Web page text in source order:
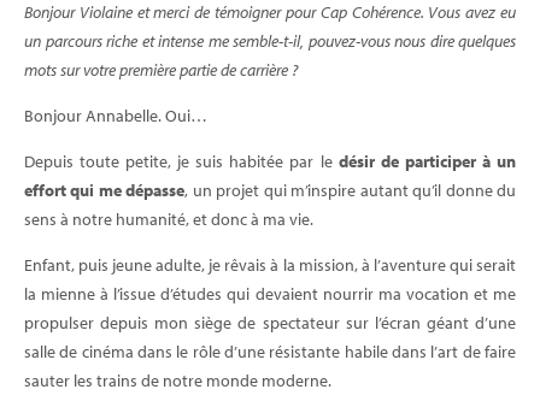
Bonjour Violaine et merci de témoigner pour Cap Cohérence. Vous avez eu
un parcours riche et intense me semble-t-il, pouvez-vous nous dire quelques
mots sur votre première partie de carrière ?
Bonjour Annabelle. Oui…
Depuis toute petite, je suis habitée par le désir de participer à un
effort qui me dépasse, un projet qui m’inspire autant qu’il donne du
sens à notre humanité, et donc à ma vie.
Enfant, puis jeune adulte, je rêvais à la mission, à l’aventure qui serait
la mienne à l’issue d’études qui devaient nourrir ma vocation et me
propulser depuis mon siège de spectateur sur l’écran géant d’une
salle de cinéma dans le rôle d’une résistante habile dans l’art de faire
sauter les trains de notre monde moderne.